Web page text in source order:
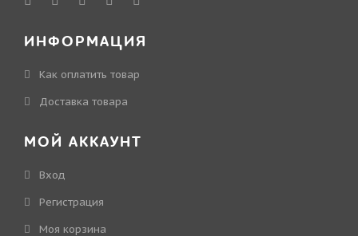
ИНФОРМАЦИЯ
Как оплатить товар
Доставка товара
МОЙ АККАУНТ
Вход
Регистрация
Моя корзина